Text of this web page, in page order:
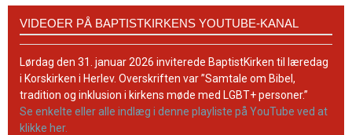
BaptistKirkens
YouTube-
kanal
VIDEOER PÅ BAPTISTKIRKENS YOUTUBE-KANAL
Lørdag den 31. januar 2026 inviterede BaptistKirken til læredag
i Korskirken i Herlev. Overskriften var ”Samtale om Bibel,
tradition og inklusion i kirkens møde med LGBT+ personer.”
Se enkelte eller alle indlæg i denne playliste på YouTube ved at
klikke her.